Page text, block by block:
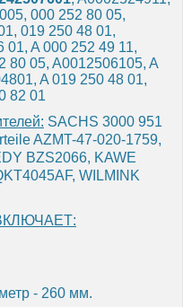
000 252 80 05,
019 250 48 01,
01, A 000 252 49 11,
80 05, A0012506105, A
A 019 250 48 01,
82 01
SACHS 3000 951
AZMT-47-020-1759,
BZS2066, KAWE
WILMINK
- 260 мм.